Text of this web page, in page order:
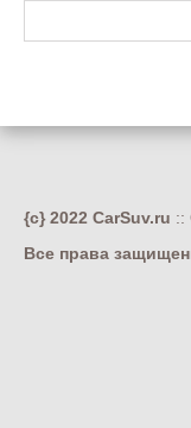
{c} 2022 CarSuv.ru ::
Все права